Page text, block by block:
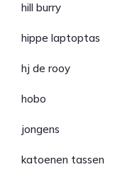
hill burry
hippe laptoptas
hj de rooy
hobo
jongens
katoenen tassen